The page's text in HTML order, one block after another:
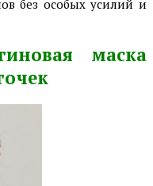
без особых усилий и
маска